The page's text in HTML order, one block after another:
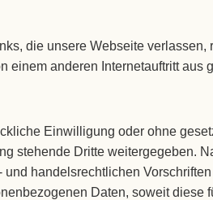
die unsere Webseite
einem anderen Internetauftritt aus
Einwilligung oder ohne
stehende Dritte weitergegeben.
und handelsrechtlichen
Daten, soweit